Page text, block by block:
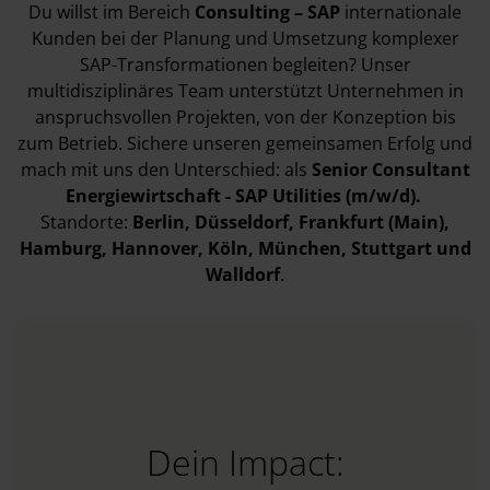
Du willst im Bereich Consulting – SAP internationale
Kunden bei der Planung und Umsetzung komplexer
SAP-Transformationen begleiten? Unser
multidisziplinäres Team unterstützt Unternehmen in
anspruchsvollen Projekten, von der Konzeption bis
zum Betrieb. Sichere unseren gemeinsamen Erfolg und
mach mit uns den Unterschied: als Senior Consultant
Energiewirtschaft - SAP Utilities (m/w/d).
Standorte: Berlin, Düsseldorf, Frankfurt (Main),
Hamburg, Hannover, Köln, München, Stuttgartund
Walldorf.
Dein Impact: